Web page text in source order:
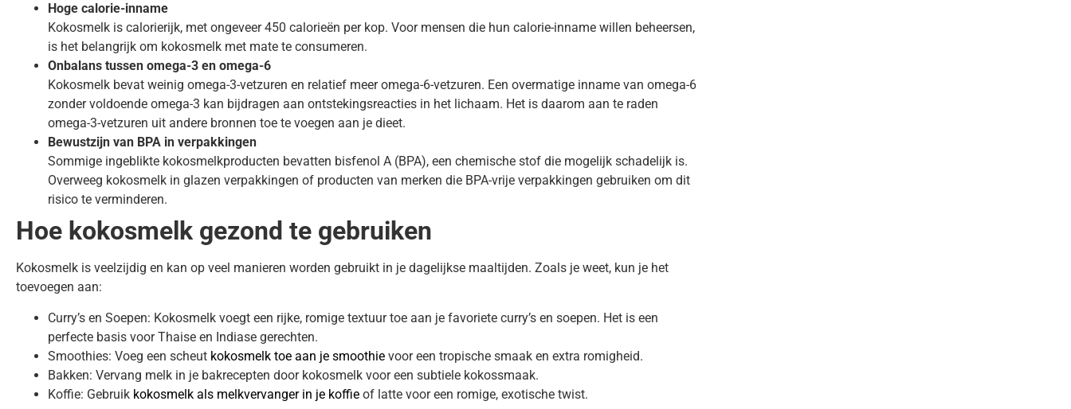
Hoge calorie-inname
Kokosmelk is calorierijk, met ongeveer 450 calorieën per kop. Voor mensen die hun calorie-inname willen beheersen,
is het belangrijk om kokosmelk met mate te consumeren.
Onbalans tussen omega-3 en omega-6
Kokosmelk bevat weinig omega-3-vetzuren en relatief meer omega-6-vetzuren. Een overmatige inname van omega-6
zonder voldoende omega-3 kan bijdragen aan ontstekingsreacties in het lichaam. Het is daarom aan te raden
omega-3-vetzuren uit andere bronnen toe te voegen aan je dieet.
Bewustzijn van BPA in verpakkingen
Sommige ingeblikte kokosmelkproducten bevatten bisfenol A (BPA), een chemische stof die mogelijk schadelijk is.
Overweeg kokosmelk in glazen verpakkingen of producten van merken die BPA-vrije verpakkingen gebruiken om dit
risico te verminderen.
Hoe kokosmelk gezond te gebruiken
Kokosmelk is veelzijdig en kan op veel manieren worden gebruikt in je dagelijkse maaltijden. Zoals je weet, kun je het
toevoegen aan:
Curry’s en Soepen: Kokosmelk voegt een rijke, romige textuur toe aan je favoriete curry’s en soepen. Het is een
perfecte basis voor Thaise en Indiase gerechten.
Smoothies: Voeg een scheut kokosmelk toe aan je smoothie voor een tropische smaak en extra romigheid.
Bakken: Vervang melk in je bakrecepten door kokosmelk voor een subtiele kokossmaak.
Koffie: Gebruik kokosmelk als melkvervanger in je koffie of latte voor een romige, exotische twist.